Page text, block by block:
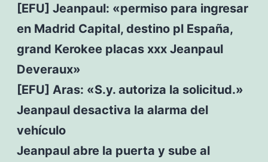
[EFU] Jeanpaul: «permiso para ingresar
en Madrid Capital, destino pl España,
grand Kerokee placas xxx Jeanpaul
Deveraux»
[EFU] Aras: «S.y. autoriza la solicitud.»
Jeanpaul desactiva la alarma del
vehículo
Jeanpaul abre la puerta y sube al